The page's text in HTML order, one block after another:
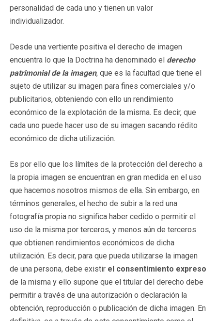
personalidad de cada uno y tienen un valor
individualizador.
Desde una vertiente positiva el derecho de imagen
encuentra lo que la Doctrina ha denominado el derecho
patrimonial de la imagen, que es la facultad que tiene el
sujeto de utilizar su imagen para fines comerciales y/o
publicitarios, obteniendo con ello un rendimiento
económico de la explotación de la misma. Es decir, que
cada uno puede hacer uso de su imagen sacando rédito
económico de dicha utilización.
Es por ello que los límites de la protección del derecho a
la propia imagen se encuentran en gran medida en el uso
que hacemos nosotros mismos de ella. Sin embargo, en
términos generales, el hecho de subir a la red una
fotografía propia no significa haber cedido o permitir el
uso de la misma por terceros, y menos aún de terceros
que obtienen rendimientos económicos de dicha
utilización. Es decir, para que pueda utilizarse la imagen
de una persona, debe existir el consentimiento expreso
de la misma y ello supone que el titular del derecho debe
permitir a través de una autorización o declaración la
obtención, reproducción o publicación de dicha imagen. En